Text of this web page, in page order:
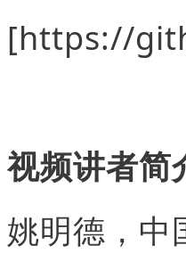
[https://
视频讲者简
姚明德，中